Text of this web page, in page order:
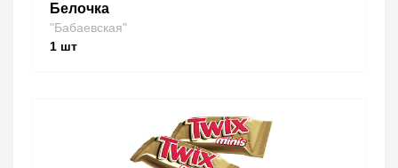
Белочка
"Бабаевская"
1 шт